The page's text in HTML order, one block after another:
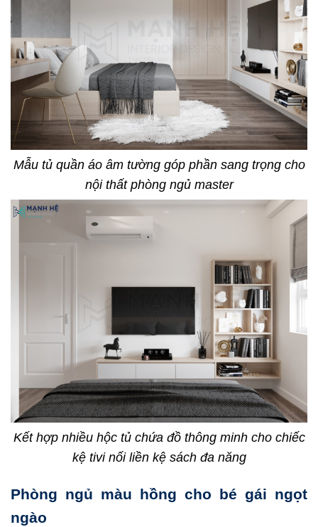
Mẫu tủ quần áo âm tường góp phần sang trọng cho
nội thất phòng ngủ master
Kết hợp nhiều hộc tủ chứa đồ thông minh cho chiếc
kệ tivi nối liền kệ sách đa năng
Phòng ngủ màu hồng cho bé gái ngọt
ngào